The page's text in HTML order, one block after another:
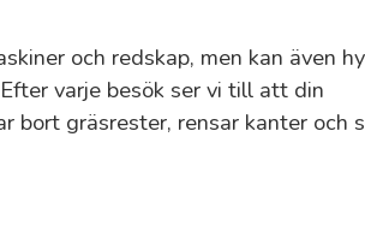
och redskap, men kan även
varje besök ser vi till att din
bort gräsrester, rensar kanter och